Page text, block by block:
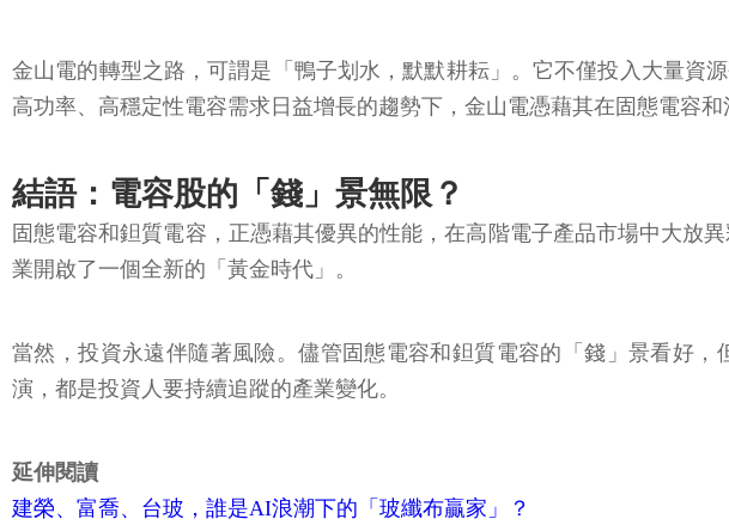
金山電的轉型之路，可謂是「鴨子划水，默默耕耘」。它不僅投入大量資
高功率、高穩定性電容需求日益增長的趨勢下，金山電憑藉其在固態電容
結語：電容股的「錢」景無限？
固態電容和鉭質電容，正憑藉其優異的性能，在高階電子產品市場中大放
業開啟了一個全新的「黃金時代」。
當然，投資永遠伴隨著風險。儘管固態電容和鉭質電容的「錢」景看好
演，都是投資人要持續追蹤的產業變化。
延伸閱讀
建榮、富喬、台玻，誰是AI浪潮下的「玻纖布贏家」？